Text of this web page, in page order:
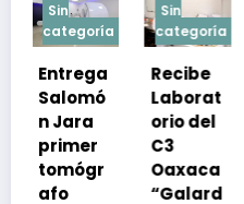
Sin
categoría
Recibe
Laborat
orio del
C3
Oaxaca
“Galard
Sin
categoría
Consoli
da
Gobiern
o de
Oaxaca